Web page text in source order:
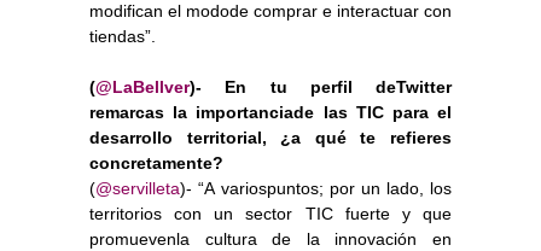
modifican el modode comprar e interactuar con
tiendas”.
(@LaBellver)- En tu perfil deTwitter
remarcas la importanciade las TIC para el
desarrollo territorial, ¿a qué te refieres
concretamente?
(@servilleta)- “A variospuntos; por un lado, los
territorios con un sector TIC fuerte y que
promuevenla cultura de la innovación en